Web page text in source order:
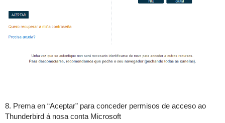
8. Prema en “Aceptar” para conceder permisos de acceso ao
Thunderbird á nosa conta Microsoft